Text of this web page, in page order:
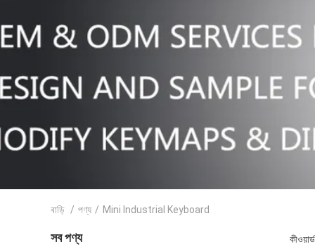
বাড়ি / পণ্য / Mini Industrial Keyboard
সব পণ্য